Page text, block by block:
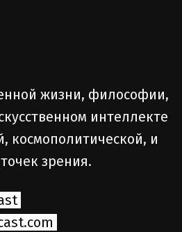
жизни, философии,
интеллекте
космополитической, и
зрения.